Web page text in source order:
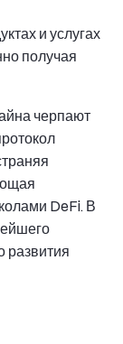
и услугах
получая
черпают
DeFi. В
развития